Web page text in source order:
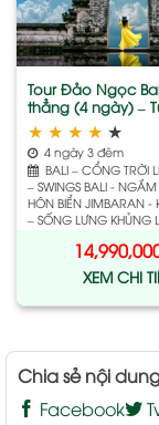
Tour Đảo Ngọc
thẳng (4 ngày) –
★ ★ ★ ★ ★
4 ngày 3 đêm
BALI – CỔNG TRỜI
– SWINGS BALI -
HÔN BIỂN JIMBARAN -
– SỐNG LƯNG KHỦNG
XEM CHI
Chia sẻ nội
Facebook